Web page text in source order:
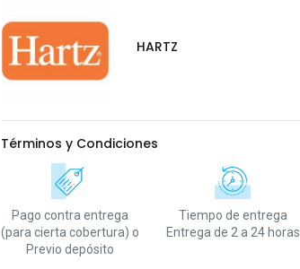
HARTZ
Términos y Condiciones
Pago contra entrega
(para cierta cobertura) o
Previo depósito
Tiempo de entrega
Entrega de 2 a 24 horas